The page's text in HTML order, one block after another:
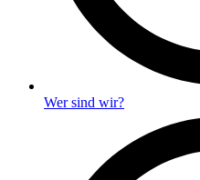
Wer sind wir?